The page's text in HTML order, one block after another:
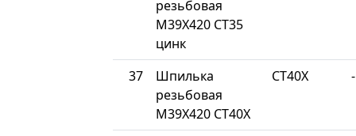
резьбовая
М39Х420 СТ35
цинк
37
Шпилька
резьбовая
М39Х420 СТ40Х
СТ40Х -